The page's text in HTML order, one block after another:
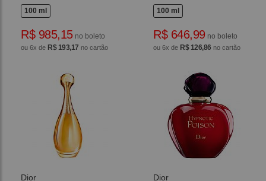
100 ml
R$ 985,15no boleto
ou 6x de R$ 193,17 no cartão
100 ml
R$ 646,99 no boleto
ou 6x de R$ 126,86 no cartão
Dior Dior